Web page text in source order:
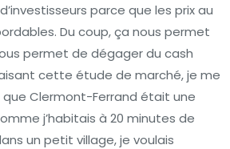
parce que les prix au
Du coup, ça nous permet
permet de dégager du cash
cette étude de marché, je me
Clermont-Ferrand était une
j’habitais à 20 minutes de
un petit village, je voulais